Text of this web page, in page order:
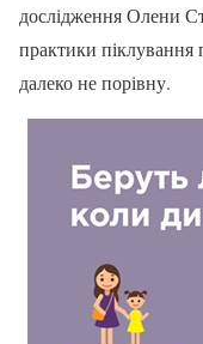
дослідження Олени
практики піклування
далеко не порівну.